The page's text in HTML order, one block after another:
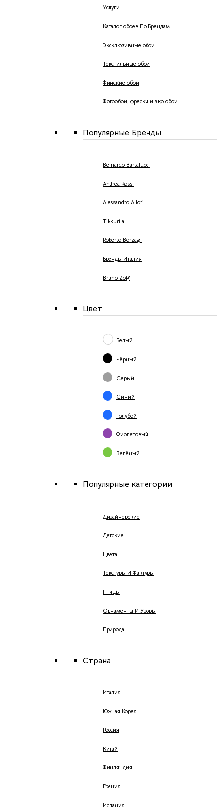
Услуги
Каталог обоев По Брендам
Эксклюзивные обои
Текстильные обои
Финские обои
Фотообои, фрески и эко обои
Популярные Бренды
Bernardo Bartalucci
Andrea Rossi
Alessandro Allori
Tikkurila
Roberto Borzagi
Бренды Италия
Bruno Zoff
Цвет
Белый
Чёрный
Серый
Синий
Голубой
Фиолетовый
Зелёный
Популярные категории
Дизайнерские
Детские
Цвета
Текстуры И Фактуры
Птицы
Орнаменты И Узоры
Природа
Страна
Италия
Южная Корея
Россия
Китай
Финляндия
Греция
Испания